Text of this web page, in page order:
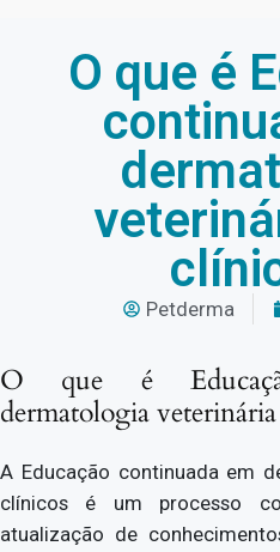
O que é
Petderma
O que é
dermatologia
A Educação continuada em
clínicos é um processo
atualização de